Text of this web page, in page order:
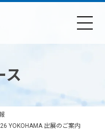
ス
YOKOHAMA 出展のご案内